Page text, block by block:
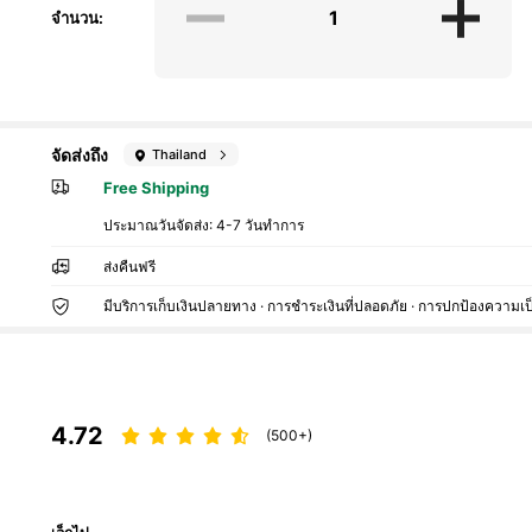
จำนวน:
จัดส่งถึง Thailand
Free Shipping
ประมาณวันจัดส่ง:4-7 วันทำการ
ส่งคืนฟรี
มีบริการเก็บเงินปลายทาง · การชำระเงินที่ปลอดภัย · การปกป้องความ
4.72 (500+)